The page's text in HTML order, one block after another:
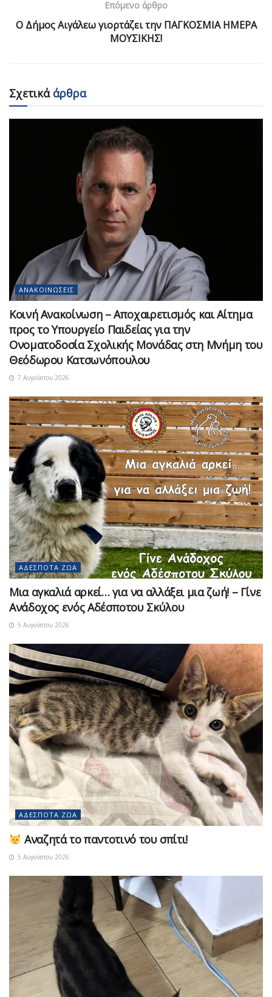
Επόμενο άρθρο
Ο Δήμος Αιγάλεω γιορτάζει την ΠΑΓΚΟΣΜΙΑ ΗΜΕΡΑ
ΜΟΥΣΙΚΗΣ!
Σχετικάάρθρα
ΑΝΑΚΟΙΝΏΣΕΙΣ
Κοινή Ανακοίνωση – Αποχαιρετισμός και Αίτημα
προς το Υπουργείο Παιδείας για την
Ονοματοδοσία Σχολικής Μονάδας στη Μνήμη του
Θεόδωρου Κατσωνόπουλου
7 Αυγούστου 2026
ΑΔΈΣΠΟΤΑ ΖΏΑ
Μια αγκαλιά αρκεί… για να αλλάξει μια ζωή! – Γίνε
Ανάδοχος ενός Αδέσποτου Σκύλου
5 Αυγούστου 2026
ΑΔΈΣΠΟΤΑ ΖΏΑ
Αναζητά το παντοτινό του σπίτι!
5 Αυγούστου 2026